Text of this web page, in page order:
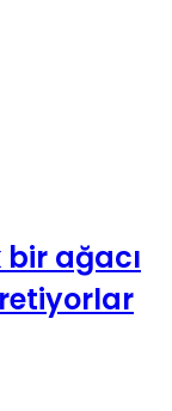
bir ağacı